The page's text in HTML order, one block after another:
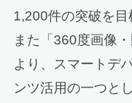
1,200件の突破を目
また「360度画像
より、スマートデ
ンツ活用の一つと